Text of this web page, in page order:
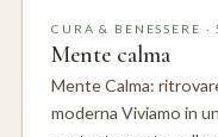
CURA & BENESSERE ·
Mente calma
Mente Calma:
moderna Viviamo in